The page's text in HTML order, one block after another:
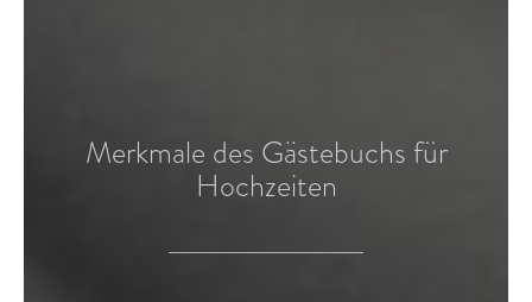
Merkmale des Gästebuchs für
Hochzeiten